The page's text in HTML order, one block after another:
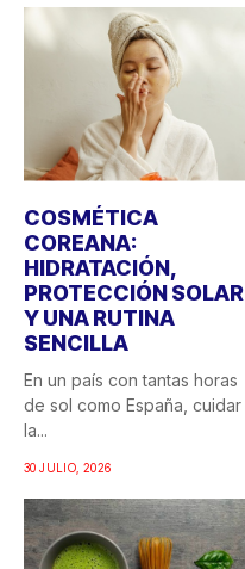
COSMÉTICA
COREANA:
HIDRATACIÓN,
PROTECCIÓN SOLAR
Y UNA RUTINA
SENCILLA
En un país con tantas horas
de sol como España, cuidar
la...
30 JULIO, 2026